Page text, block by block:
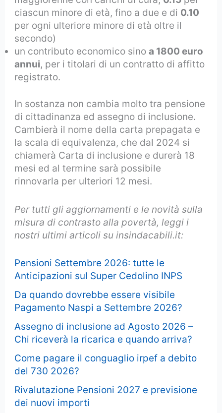
ciascun minore di età, fino a due e di 0.10
per ogni ulteriore minore di età oltre il
secondo)
un contributo economico sinoa 1800 euro
annui, per i titolari di un contratto di affitto
registrato.
In sostanza non cambia molto tra pensione
di cittadinanza ed assegno di inclusione.
Cambierà il nome della carta prepagata e
la scala di equivalenza, che dal 2024 si
chiamerà Carta di inclusione e durerà 18
mesi ed al termine sarà possibile
rinnovarla per ulteriori 12 mesi.
Per tutti gli aggiornamenti e le novità sulla
misura di contrasto alla povertà, leggi i
nostri ultimi articoli su insindacabili.it:
Pensioni Settembre 2026: tutte le
Anticipazioni sul Super Cedolino INPS
Da quando dovrebbe essere visibile
Pagamento Naspi a Settembre 2026?
Assegno di inclusione ad Agosto 2026 –
Chi riceverà la ricarica e quando arriva?
Come pagare il conguaglio irpef a debito
del 730 2026?
Rivalutazione Pensioni 2027 e previsione
dei nuovi importi